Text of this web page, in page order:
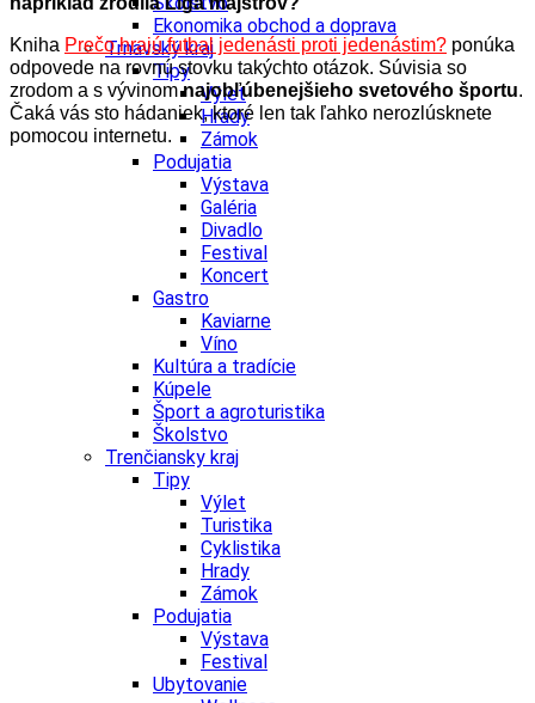
Ekonomika obchod a doprava
Trnavský kraj
Tipy
Výlet
Hrady
Zámok
Podujatia
Výstava
Galéria
Divadlo
Festival
Koncert
Gastro
Kaviarne
Víno
Kultúra a tradície
Kúpele
Šport a agroturistika
Školstvo
Trenčiansky kraj
Tipy
Výlet
Turistika
Cyklistika
Hrady
Zámok
Podujatia
Výstava
Festival
Ubytovanie
Kniha Prečo hrajú futbal jedenásti proti jedenástim? ponúka
odpovede na rovnú stovku takýchto otázok. Súvisia so
zrodom a s vývinomnajobľúbenejšieho svetového športu.
Čaká vás sto hádaniek, ktoré len tak ľahko nerozlúsknete
pomocou internetu.